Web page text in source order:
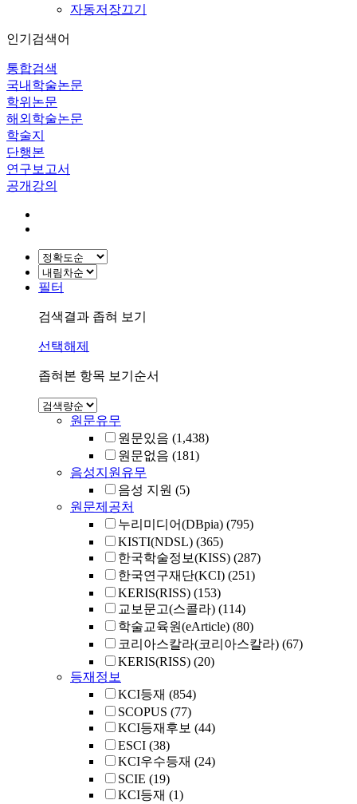
자동저장끄기
인기검색어
통합검색
국내학술논문
학위논문
해외학술논문
학술지
단행본
연구보고서
공개강의
필터
검색결과 좁혀 보기
선택해제
좁혀본 항목 보기순서
원문유무
원문있음 (1,438)
원문없음 (181)
음성지원유무
음성 지원 (5)
원문제공처
누리미디어(DBpia) (795)
KISTI(NDSL) (365)
한국학술정보(KISS) (287)
한국연구재단(KCI) (251)
KERIS(RISS) (153)
교보문고(스콜라) (114)
학술교육원(eArticle) (80)
코리아스칼라(코리아스칼라) (67)
KERIS(RISS) (20)
등재정보
KCI등재 (854)
SCOPUS (77)
KCI등재후보 (44)
ESCI (38)
KCI우수등재 (24)
SCIE (19)
KCI등재 (1)